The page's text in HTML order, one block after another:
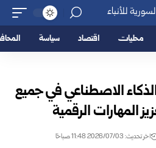
محليات اقتصاد سياسة
الاصطناعي في جميع
المهارات الرقمية
اخر تحديث: 2026/07/03 11:48 صباحًا